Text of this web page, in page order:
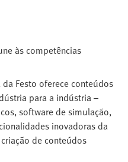
às competências
Festo oferece conteúdos
para a indústria –
software de simulação,
inovadoras da
de conteúdos